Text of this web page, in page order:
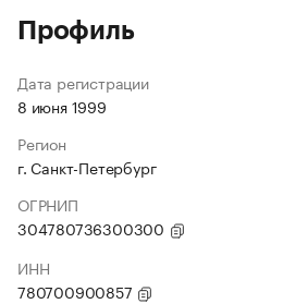
Профиль
Дата регистрации
8 июня 1999
Регион
г. Санкт-Петербург
ОГРНИП
304780736300300
ИНН
780700900857